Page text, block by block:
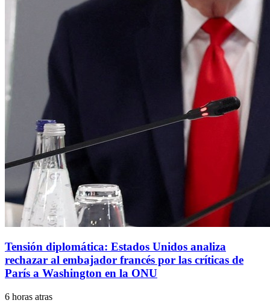
Tensión diplomática: Estados Unidos analiza
rechazar al embajador francés por las críticas de
París a Washington en la ONU
6 horas atras